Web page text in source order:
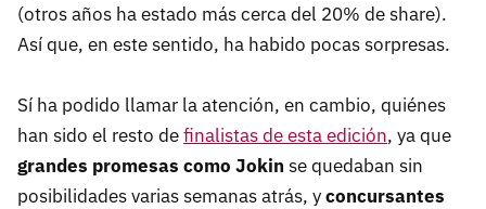
(otros años ha estado más cerca del 20% de share).
Así que, en este sentido, ha habido pocas sorpresas.
Sí ha podido llamar la atención, en cambio, quiénes
han sido el resto definalistas de esta edición, ya que
grandes promesas como Jokin se quedaban sin
posibilidades varias semanas atrás, yconcursantes